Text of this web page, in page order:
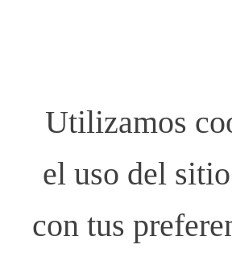
Utilizamos
el uso del
con tus